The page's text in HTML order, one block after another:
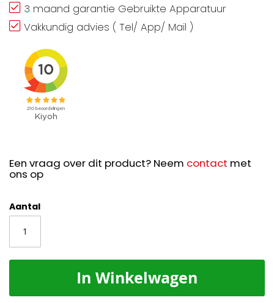
3 maand garantie Gebruikte Apparatuur
Vakkundig advies ( Tel/ App/ Mail )
Een vraag over dit product? Neem contact met
ons op
Aantal
In Winkelwagen